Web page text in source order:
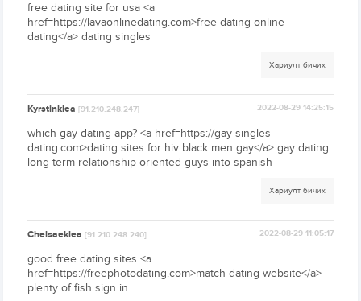
free dating site for usa <a
href=https://lavaonlinedating.com>free dating online
dating</a> dating singles
Хариулт бичих
Kyrstinklea[91.210.248.247] 2022-08-29 14:25:15
which gay dating app? <a href=https://gay-singles-
dating.com>dating sites for hiv black men gay</a> gay dating
long term relationship oriented guys into spanish
Хариулт бичих
Chelsaeklea[91.210.248.240] 2022-08-29 11:05:17
good free dating sites <a
href=https://freephotodating.com>match dating website</a>
plenty of fish sign in